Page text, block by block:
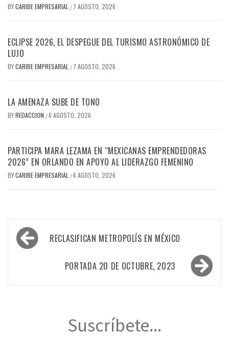
BYCARIBE EMPRESARIAL / 7 AGOSTO, 2026
ECLIPSE 2026, EL DESPEGUE DEL TURISMO ASTRONÓMICO DE
LUJO
BYCARIBE EMPRESARIAL / 7 AGOSTO, 2026
LA AMENAZA SUBE DE TONO
BYREDACCION /6 AGOSTO, 2026
PARTICIPA MARA LEZAMA EN “MEXICANAS EMPRENDEDORAS
2026” EN ORLANDO EN APOYO AL LIDERAZGO FEMENINO
BYCARIBE EMPRESARIAL /6 AGOSTO, 2026
Navegación
de RECLASIFICAN METROPOLÍS EN MÉXICO
PORTADA 20 DE OCTUBRE, 2023
Suscríbete...